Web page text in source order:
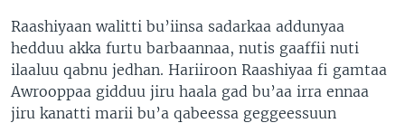
Raashiyaan walitti bu’iinsa sadarkaa addunyaa
hedduu akka furtu barbaannaa, nutis gaaffii nuti
ilaaluu qabnu jedhan. Hariiroon Raashiyaa fi gamtaa
Awrooppaa gidduu jiru haala gad bu’aa irra ennaa
jiru kanatti marii bu’a qabeessa geggeessuun